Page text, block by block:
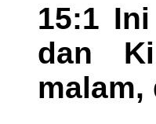
15:1
dan
malam,